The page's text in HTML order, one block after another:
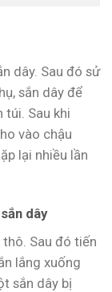
dây. Sau đó sử
sắn dây để
túi. Sau khi
vào chậu
lại nhiều lần
dây
Sau đó tiến
lắng xuống
sắn dây bị